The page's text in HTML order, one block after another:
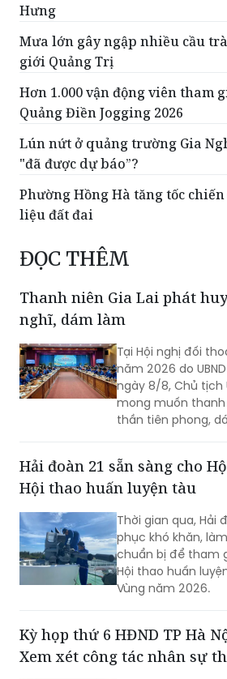
Hưng
Mưa lớn gây ngập nhiều cầu
giới Quảng Trị
Hơn 1.000 vận động viên tham
Quảng Điền Jogging 2026
Lún nứt ở quảng trường Gia
"đã được dự báo”?
Phường Hồng Hà tăng tốc
liệu đất đai
ĐỌC THÊM
Thanh niên Gia Lai phát
nghĩ, dám làm
Tại Hội nghị đối
năm 2026 do
ngày 8/8, Chủ tịch
mong muốn
thần tiên phong,
phát triển của quê
Hải đoàn 21 sẵn sàng cho
Hội thao huấn luyện tàu
Thời gian qua, Hải
phục khó khăn,
chuẩn bị để tham
Hội thao huấn
Vùng năm 2026.
Kỳ họp thứ 6 HĐND TP Hà
Xem xét công tác nhân sự